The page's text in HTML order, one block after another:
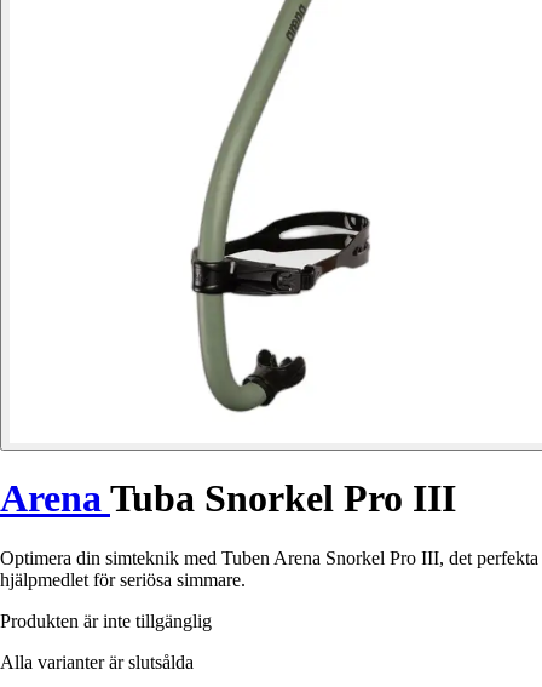
ArenaTuba Snorkel Pro III
Optimera din simteknik med Tuben Arena Snorkel Pro III, det perfekta
hjälpmedlet för seriösa simmare.
Produkten är inte tillgänglig
Alla varianter är slutsålda